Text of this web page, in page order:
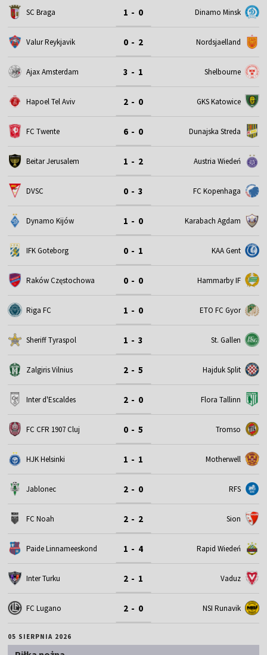
SC Braga 1 - 0 Dinamo Minsk
Valur Reykjavik 0 - 2 Nordsjaelland
Ajax Amsterdam 3 - 1 Shelbourne
Hapoel Tel Aviv 2 - 0 GKS Katowice
FC Twente 6 - 0 Dunajska Streda
Beitar Jerusalem 1 - 2 Austria Wiedeń
DVSC 0 - 3 FC Kopenhaga
Dynamo Kijów 1 - 0 Karabach Agdam
IFK Goteborg 0 - 1 KAA Gent
Raków Częstochowa 0 - 0 Hammarby IF
Riga FC 1 - 0 ETO FC Gyor
Sheriff Tyraspol 1 - 3 St. Gallen
Zalgiris Vilnius 2 - 5 Hajduk Split
Inter d'Escaldes 2 - 0 Flora Tallinn
FC CFR 1907 Cluj 0 - 5 Tromso
HJK Helsinki 1 - 1 Motherwell
Jablonec 2 - 0 RFS
FC Noah 2 - 2 Sion
Paide Linnameeskond 1 - 4 Rapid Wiedeń
Inter Turku 2 - 1 Vaduz
FC Lugano 2 - 0 NSI Runavik
05 SIERPNIA 2026